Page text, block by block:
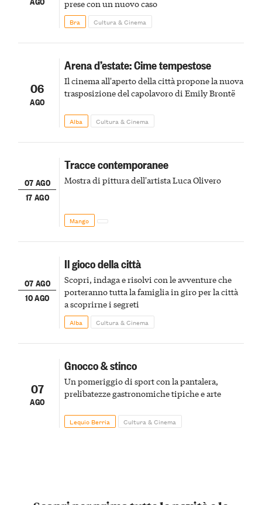
prese con un nuovo caso
Bra Cultura & Cinema
06
AGO
Arena d’estate: Cime tempestose
Il cinema all'aperto della città propone la nuova
trasposizione del capolavoro di Emily Brontë
Alba Cultura & Cinema
07 AGO
17 AGO
Tracce contemporanee
Mostra di pittura dell'artista Luca Olivero
Mango
07 AGO
10 AGO
Il gioco della città
Scopri, indaga e risolvi con le avventure che
porteranno tutta la famiglia in giro per la città
a scoprirne i segreti
Alba Cultura & Cinema
07
AGO
Gnocco & stinco
Un pomeriggio di sport con la pantalera,
prelibatezze gastronomiche tipiche e arte
Lequio Berria Cultura & Cinema